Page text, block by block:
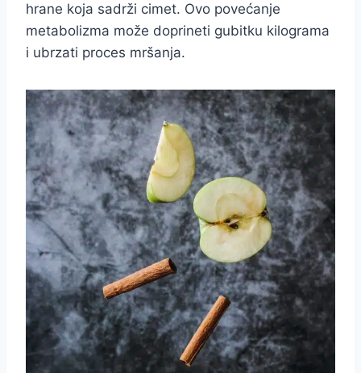
hrane koja sadrži cimet. Ovo povećanje
metabolizma može doprineti gubitku kilograma
i ubrzati proces mršanja.